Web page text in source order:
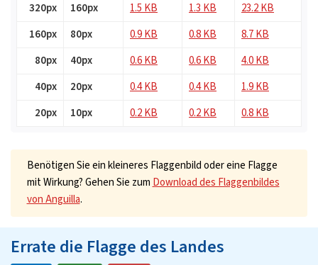
320px
160px 1.5 KB 1.3 KB
23.2 KB
160px
80px 0.9 KB 0.8 KB
8.7 KB
80px
40px 0.6 KB 0.6 KB
4.0 KB
40px
20px 0.4 KB 0.4 KB
1.9 KB
20px
10px 0.2 KB 0.2 KB 0.8 KB
Benötigen Sie ein kleineres Flaggenbild oder eine Flagge
mit Wirkung? Gehen Sie zumDownload des Flaggenbildes
von Anguilla.
Errate die Flagge des Landes